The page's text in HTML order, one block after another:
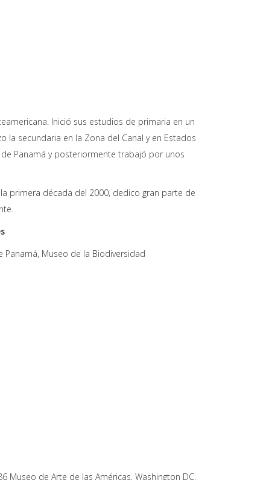
Inició sus estudios de primaria en un
la secundaria en la Zona del Canal y en Estados
Panamá y posteriormente trabajó por unos
primera década del 2000, dedico gran parte de
Panamá, Museo de la Biodiversidad
Museo de Arte de las Américas, Washington DC,